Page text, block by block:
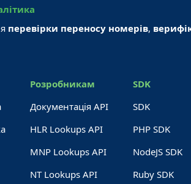
перевірки переносу номерів,
Розробникам
Документація API
HLR Lookups API
MNP Lookups API
NT Lookups API
SDK
SDK
PHP SDK
NodeJS SDK
Ruby SDK